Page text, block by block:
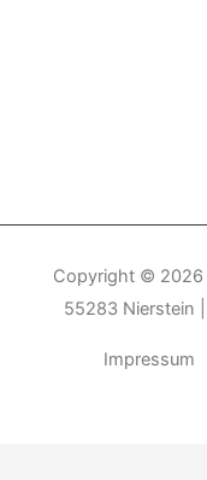
Copyright © 2026
55283 Nierstein
Impressum